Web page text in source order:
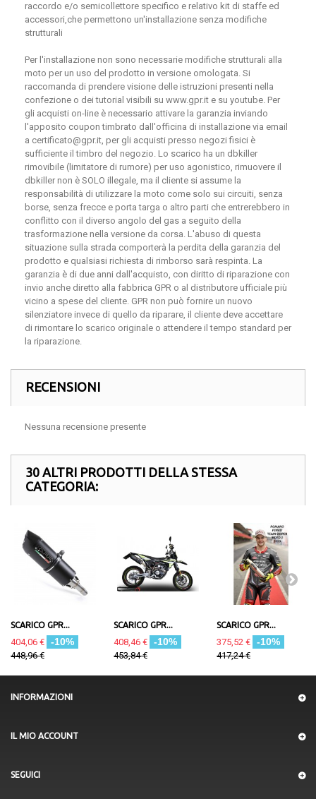
raccordo e/o semicollettore specifico e relativo kit di staffe ed
accessori,che permettono un'installazione senza modifiche
strutturali
Per l'installazione non sono necessarie modifiche strutturali alla
moto per un uso del prodotto in versione omologata. Si
raccomanda di prendere visione delle istruzioni presenti nella
confezione o dei tutorial visibili su www.gpr.it e su youtube. Per
gli acquisti on-line è necessario attivare la garanzia inviando
l'apposito coupon timbrato dall'officina di installazione via email
a certificato@gpr.it, per gli acquisti presso negozi fisici è
sufficiente il timbro del negozio. Lo scarico ha un dbkiller
rimovibile (limitatore di rumore) per uso agonistico, rimuovere il
dbkiller non è SOLO illegale, ma il cliente si assume la
responsabilità di utilizzare la moto come solo sui circuiti, senza
borse, senza frecce e porta targa o altro parti che entrerebbero in
conflitto con il diverso angolo del gas a seguito della
trasformazione nella versione da corsa. L'abuso di questa
situazione sulla strada comporterà la perdita della garanzia del
prodotto e qualsiasi richiesta di rimborso sarà respinta. La
garanzia è di due anni dall'acquisto, con diritto di riparazione con
invio anche diretto alla fabbrica GPR o al distributore ufficiale più
vicino a spese del cliente. GPR non può fornire un nuovo
silenziatore invece di quello da riparare, il cliente deve accettare
di rimontare lo scarico originale o attendere il tempo standard per
la riparazione.
RECENSIONI
Nessuna recensione presente
30 ALTRI PRODOTTI DELLA STESSA
CATEGORIA:
SCARICO GPR...
404,06 € -10%
448,96 €
SCARICO GPR...
408,46 € -10%
453,84 €
SCARICO GPR...
375,52 € -10%
417,24 €
INFORMAZIONI
IL MIO ACCOUNT
SEGUICI